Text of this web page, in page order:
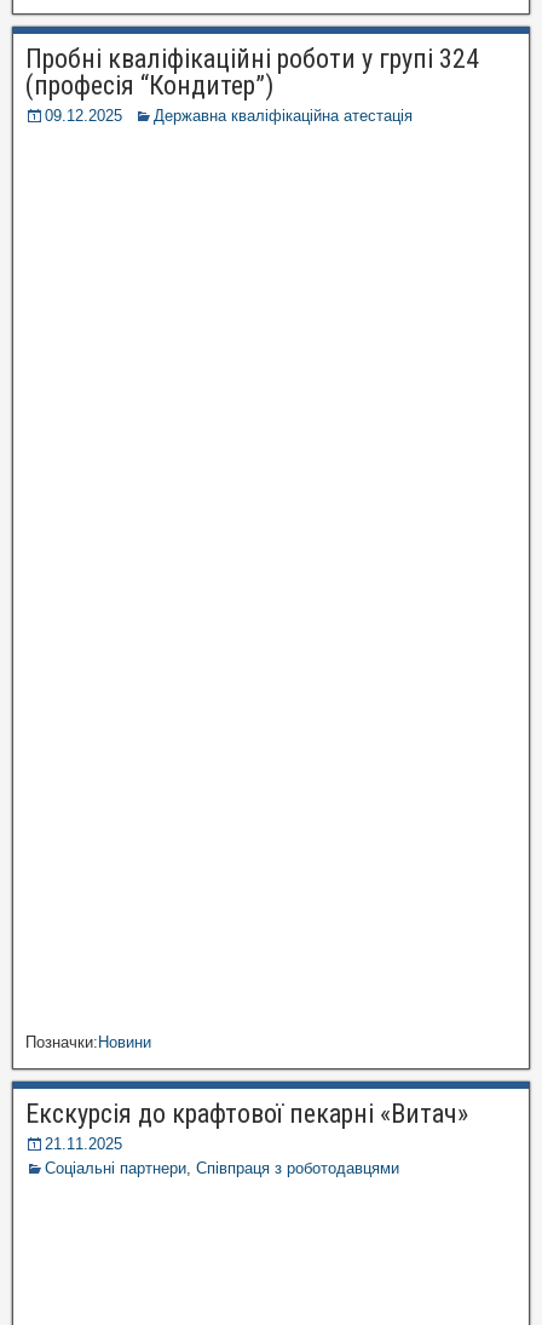
Пробні кваліфікаційні роботи у групі 324
(професія “Кондитер”)
09.12.2025 Державна кваліфікаційна атестація
Позначки:Новини
Екскурсія до крафтової пекарні «Витач»
21.11.2025
Соціальні партнери Співпраця з роботодавцями